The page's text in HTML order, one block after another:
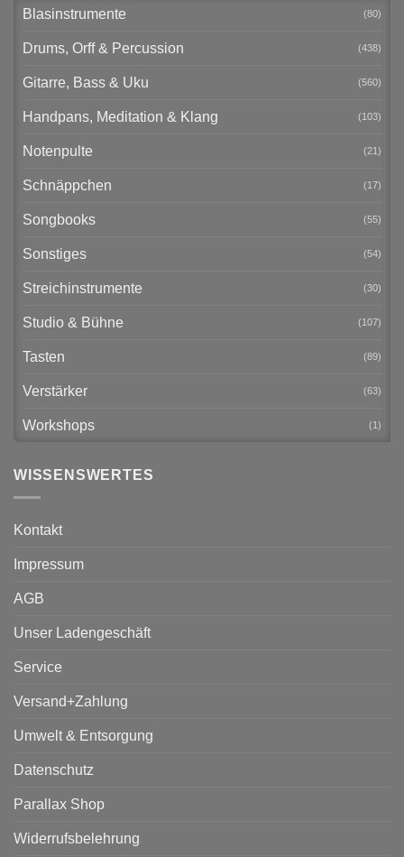
Blasinstrumente (80)
Drums, Orff & Percussion (438)
Gitarre, Bass & Uku (560)
Handpans, Meditation & Klang (103)
Notenpulte (21)
Schnäppchen (17)
Songbooks (55)
Sonstiges (54)
Streichinstrumente (30)
Studio & Bühne (107)
Tasten (89)
Verstärker (63)
Workshops (1)
WISSENSWERTES
Kontakt
Impressum
AGB
Unser Ladengeschäft
Service
Versand+Zahlung
Umwelt & Entsorgung
Datenschutz
Parallax Shop
Widerrufsbelehrung